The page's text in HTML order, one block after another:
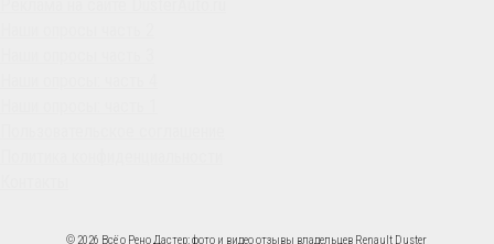
© 2026 Всё о Рено Дастер: фото и видео отзывы владельцев Renault Duster